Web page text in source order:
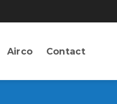
Airco Contact